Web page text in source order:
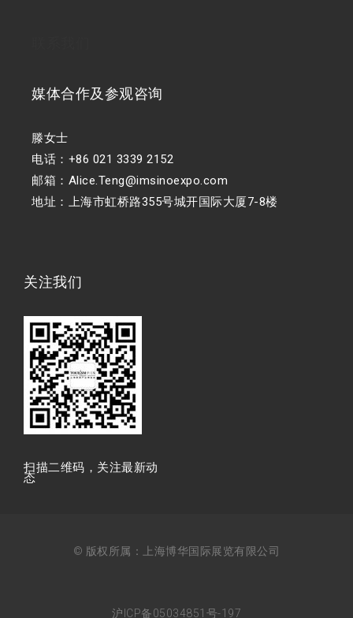
媒体合作及参观咨询
滕女士
电话：+86 021 3339 2152
邮箱：Alice.Teng@imsinoexpo.com
地址：上海市虹桥路355号城开国际大厦7-8楼
关注我们
扫描⼆维码，关注最新动
态
© 版权所属：上海博华国际展览有限公司
沪ICP备05034851号-197